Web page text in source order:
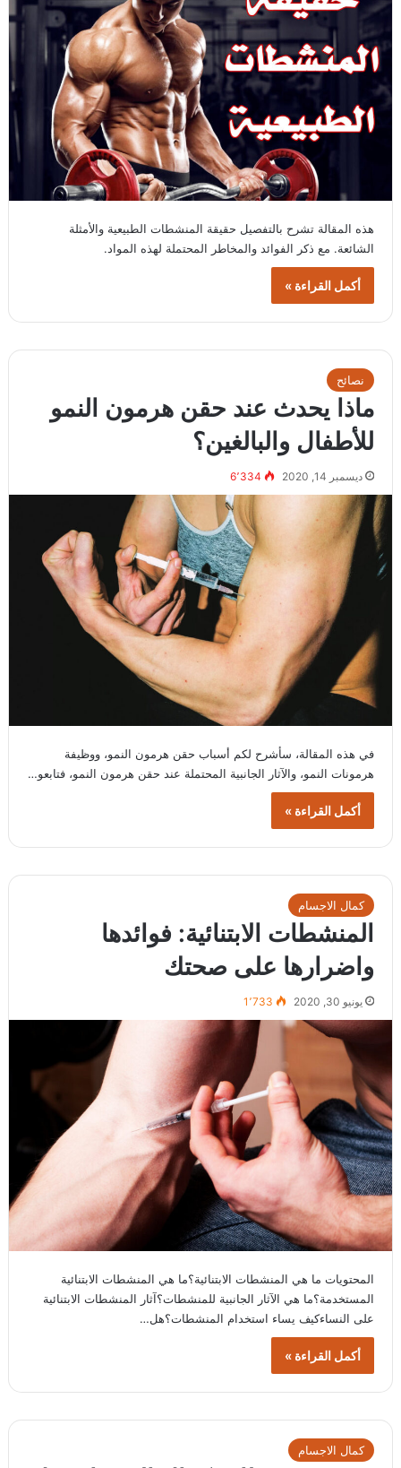
هذه المقالة تشرح بالتفصيل حقيقة المنشطات الطبيعية والأمثلة
الشائعة. مع ذكر الفوائد والمخاطر المحتملة لهذه المواد.
أكمل القراءة »
نصائح
ماذا يحدث عند حقن هرمون النمو
للأطفال والبالغين؟
ديسمبر 14, 2020 6٬334
في هذه المقالة، سأشرح لكم أسباب حقن هرمون النمو، ووظيفة
هرمونات النمو، والآثار الجانبية المحتملة عند حقن هرمون النمو، فتابعو…
أكمل القراءة »
كمال الاجسام
المنشطات الابتنائية: فوائدها
واضرارها على صحتك
يونيو 30, 2020 1٬733
المحتويات ما هي المنشطات الابتنائية؟ما هي المنشطات الابتنائية
المستخدمة؟ما هي الآثار الجانبية للمنشطات؟آثار المنشطات الابتنائية
على النساءكيف يساء استخدام المنشطات؟هل…
أكمل القراءة »
كمال الاجسام